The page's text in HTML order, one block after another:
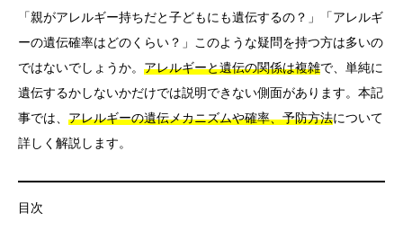
「親がアレルギー持ちだと子どもにも遺伝するの？」「アレルギ
ーの遺伝確率はどのくらい？」このような疑問を持つ方は多いの
ではないでしょうか。 アレルギーと遺伝の関係は複雑で、単純に
遺伝するかしないかだけでは説明できない側面があります。本記
事では、 アレルギーの遺伝メカニズムや確率、予防方法について
詳しく解説します。
目次
採用情報
その他
简体中文